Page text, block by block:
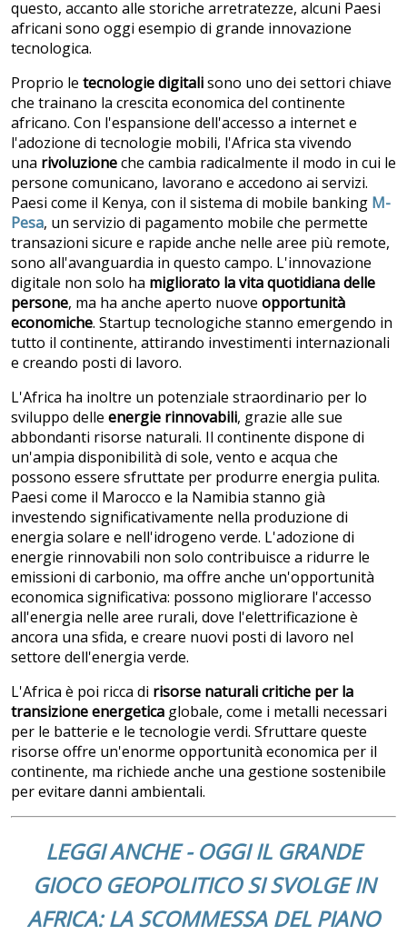
questo, accanto alle storiche arretratezze, alcuni Paesi
africani sono oggi esempio di grande innovazione
tecnologica.
Proprio le tecnologie digitalisono uno dei settori chiave
che trainano la crescita economica del continente
africano. Con l'espansione dell'accesso a internet e
l'adozione di tecnologie mobili, l'Africa sta vivendo
una rivoluzioneche cambia radicalmente il modo in cui le
persone comunicano, lavorano e accedono ai servizi.
Paesi come il Kenya, con il sistema di mobile banking M-
Pesa, un servizio di pagamento mobile che permette
transazioni sicure e rapide anche nelle aree più remote,
sono all'avanguardia in questo campo. L'innovazione
digitale non solo ha migliorato la vita quotidiana delle
persone, ma ha anche aperto nuove opportunità
economiche. Startup tecnologiche stanno emergendo in
tutto il continente, attirando investimenti internazionali
e creando posti di lavoro.
L'Africa ha inoltre un potenziale straordinario per lo
sviluppo delle energie rinnovabili, grazie alle sue
abbondanti risorse naturali. Il continente dispone di
un'ampia disponibilità di sole, vento e acqua che
possono essere sfruttate per produrre energia pulita.
Paesi come il Marocco e la Namibia stanno già
investendo significativamente nella produzione di
energia solare e nell'idrogeno verde. L'adozione di
energie rinnovabili non solo contribuisce a ridurre le
emissioni di carbonio, ma offre anche un'opportunità
economica significativa: possono migliorare l'accesso
all'energia nelle aree rurali, dove l'elettrificazione è
ancora una sfida, e creare nuovi posti di lavoro nel
settore dell'energia verde.
L'Africa è poi ricca di risorse naturali critiche per la
transizione energetica globale, come i metalli necessari
per le batterie e le tecnologie verdi. Sfruttare queste
risorse offre un'enorme opportunità economica per il
continente, ma richiede anche una gestione sostenibile
per evitare danni ambientali.
LEGGI ANCHE - OGGI IL GRANDE
GIOCO GEOPOLITICO SI SVOLGE IN
AFRICA: LA SCOMMESSA DEL PIANO